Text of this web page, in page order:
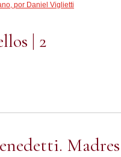
por Daniel Viglietti
| 2